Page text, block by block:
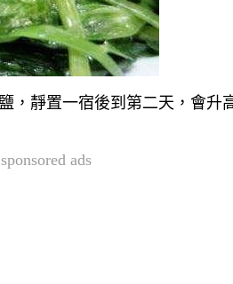
，靜置一宿後到第二天，會升
sponsored ads